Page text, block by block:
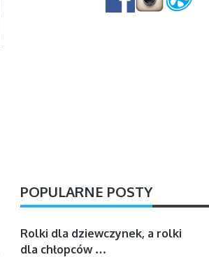
POPULARNE POSTY
Rolki dla dziewczynek, a rolki
dla chłopców …